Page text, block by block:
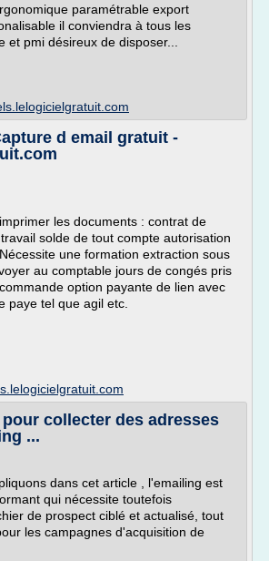
paramétrable export
il conviendra à tous les
et pmi désireux de disposer...
d email gratuit -
les documents : contrat de
solde de tout compte autorisation
une formation extraction sous
au comptable jours de congés pris
option payante de lien avec
paye tel que agil etc.
collecter des adresses
...
dans cet article , l'emailing est
qui nécessite toutefois
de prospect ciblé et actualisé, tout
les campagnes d'acquisition de